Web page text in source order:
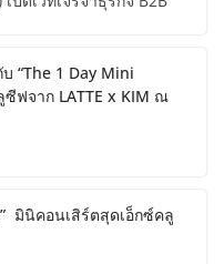
“The 1 Day Mini
ซีฟจาก LATTE x KIM ณ
มินิคอนเสิร์ตสุดเอ็กซ์คลู